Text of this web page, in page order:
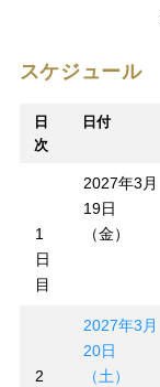
スケジュール
日
次
日付
1
日
目
2027年3月
19日
（金）
2
2027年3月
20日
（土）